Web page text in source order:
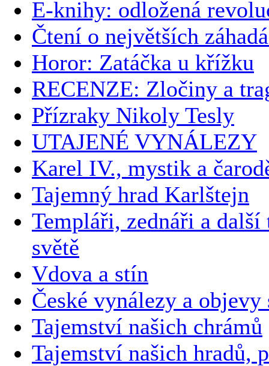
E-knihy: odložená
Čtení o největších
Horor: Zatáčka u křížku
RECENZE: Zločiny a
Přízraky Nikoly Tesly
UTAJENÉ VYNÁLEZY
Karel IV., mystik a
Tajemný hrad Karlštejn
Templáři, zednáři a další
světě
Vdova a stín
České vynálezy a
Tajemství našich chrámů
Tajemství našich hradů,